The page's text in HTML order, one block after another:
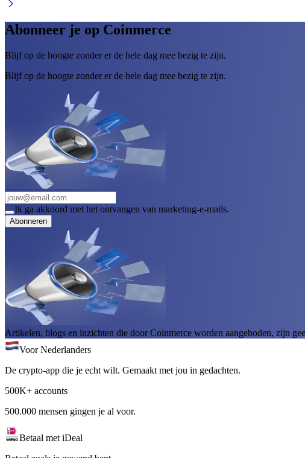
Abonneer je op Coinmerce
Blijf op de hoogte zonder er de hele dag mee bezig te zijn.
Blijf op de hoogte zonder er de hele dag mee bezig te zijn.
Ik ga akkoord met het ontvangen van marketing-e-mails.
Abonneren
Artikelen, blogs en inzichten die door Coinmerce worden aangeboden, zijn
Voor Nederlanders
De crypto-app die je echt wilt. Gemaakt met jou in gedachten.
500K+ accounts
500.000 mensen gingen je al voor.
Betaal met iDeal